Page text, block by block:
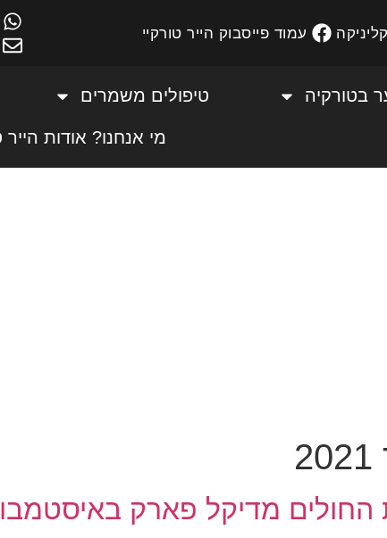
עמוד פייסבוק הייר טורקיי
בטורקיה טיפולים משמרים
מי אנחנו? אודות הייר